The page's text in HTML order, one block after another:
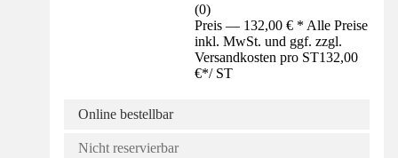
(0)
Preis — 132,00 € * Alle Preise
inkl. MwSt. und ggf. zzgl.
Versandkosten pro ST132,00
€*/ ST
Online bestellbar
Nicht reservierbar